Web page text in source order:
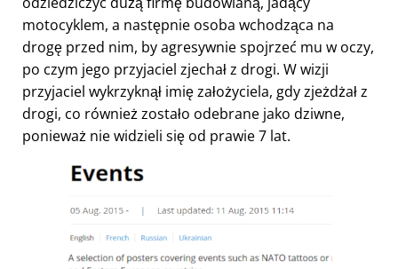
motocyklem, a następnie osoba wchodząca na
drogę przed nim, by agresywnie spojrzeć mu w oczy,
po czym jego przyjaciel zjechał z drogi. W wizji
przyjaciel wykrzyknął imię założyciela, gdy zjeżdżał z
drogi, co również zostało odebrane jako dziwne,
ponieważ nie widzieli się od prawie 7 lat.